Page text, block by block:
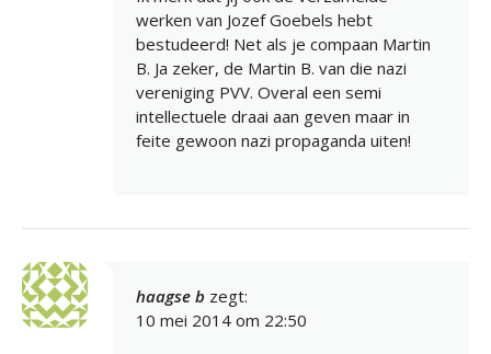
werken van Jozef Goebels hebt
bestudeerd! Net als je compaan Martin
B. Ja zeker, de Martin B. van die nazi
vereniging PVV. Overal een semi
intellectuele draai aan geven maar in
feite gewoon nazi propaganda uiten!
haagse b zegt:
10 mei 2014 om 22:50